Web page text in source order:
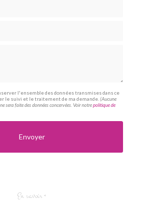
l'ensemble des données transmises dans ce
le suivi et le traitement de ma demande.(Aucune
sera faite des données concervées. Voir notrepolitique de
En savoir +